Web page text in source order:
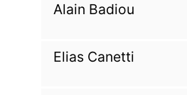
Alain Badiou
Elias Canetti